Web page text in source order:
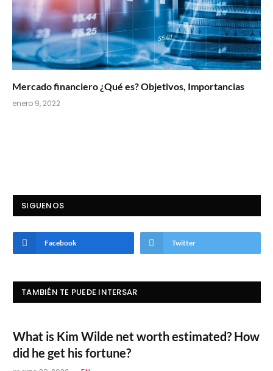
Mercado financiero ¿Qué es? Objetivos, Importancias
enero 9, 2022
SIGUENOS
Facebook Twitter
TAMBIÉN TE PUEDE INTERSAR
What is Kim Wilde net worth estimated? How
did he get his fortune?